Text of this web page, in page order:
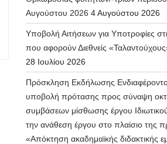
Αυγούστου 2026 4 Αυγούστου 2026
Υποβολή Αιτήσεων για Υποτροφίες
που αφορούν Διεθνείς
28 Ιουλίου 2026
Πρόσκληση Εκδήλωσης
υποβολή πρότασης προς σύναψη
συμβάσεων μίσθωσης έργου Ιδιωτικού
την ανάθεση έργου στο πλαίσιο της
«Απόκτηση ακαδημαϊκής διδακτικής